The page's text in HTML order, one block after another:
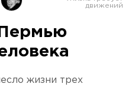
жизни трех